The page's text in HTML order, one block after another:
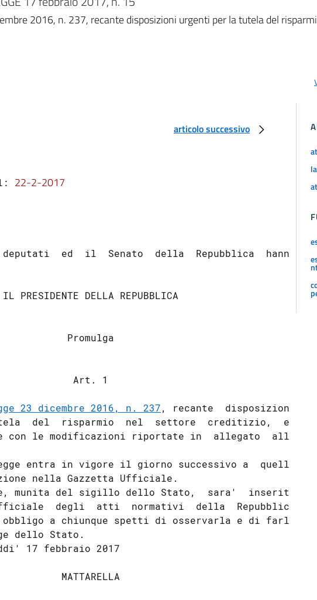
2016, n. 237, recante disposizioni urgenti per la tutela del
articolo successivo
22-2-2017
ed  il  Senato  della  Repubblica  hanno
PRESIDENTE DELLA REPUBBLICA
Promulga
Art. 1
23 dicembre 2016, n. 237, recante  disposizioni
del  risparmio  nel  settore  creditizio,  e'
con le modificazioni riportate in  allegato  alla
entra in vigore il giorno successivo a  quello
nella Gazzetta Ufficiale.
munita del sigillo dello Stato,  sara'  inserita
degli  atti  normativi  della  Repubblica
a chiunque spetti di osservarla e di farla
dello Stato.
17 febbraio 2017
MATTARELLA